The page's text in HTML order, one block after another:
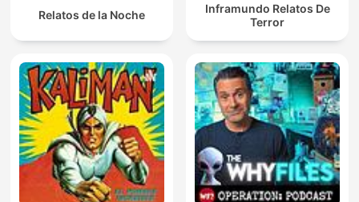
Relatos de la Noche
Inframundo Relatos De
Terror